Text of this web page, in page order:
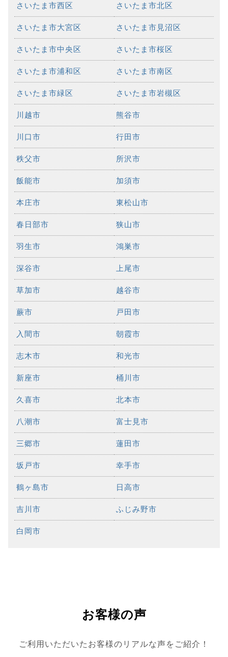
さいたま市西区 さいたま市北区
さいたま市大宮区 さいたま市見沼区
さいたま市中央区 さいたま市桜区
さいたま市浦和区 さいたま市南区
さいたま市緑区 さいたま市岩槻区
川越市 熊谷市
川口市 行田市
秩父市 所沢市
飯能市 加須市
本庄市 東松山市
春日部市 狭山市
羽生市 鴻巣市
深谷市 上尾市
草加市 越谷市
蕨市 戸田市
入間市 朝霞市
志木市 和光市
新座市 桶川市
久喜市 北本市
八潮市 富士見市
三郷市 蓮田市
坂戸市 幸手市
鶴ヶ島市 日高市
吉川市 ふじみ野市
白岡市
お客様の声
ご利用いただいたお客様のリアルな声をご紹介！